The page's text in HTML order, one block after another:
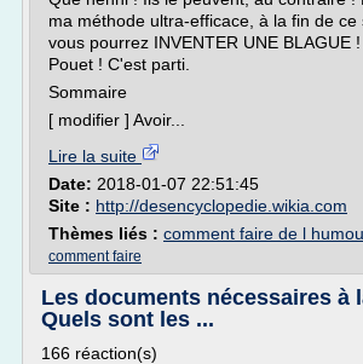
ma méthode ultra-efficace, à la fin de ce
vous pourrez INVENTER UNE BLAGUE
Pouet ! C'est parti.
Sommaire
[ modifier ] Avoir...
Lire la suite
Date: 2018-01-07 22:51:45
Site : http://desencyclopedie.wikia.com
Thèmes liés : comment faire de l
comment faire
Les documents nécessaires à
Quels sont les ...
166 réaction(s)